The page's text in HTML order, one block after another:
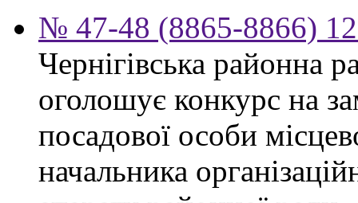
№ 47-48 (8865-8866)
Чернігівська районна
оголошує конкурс на
посадової особи
начальника